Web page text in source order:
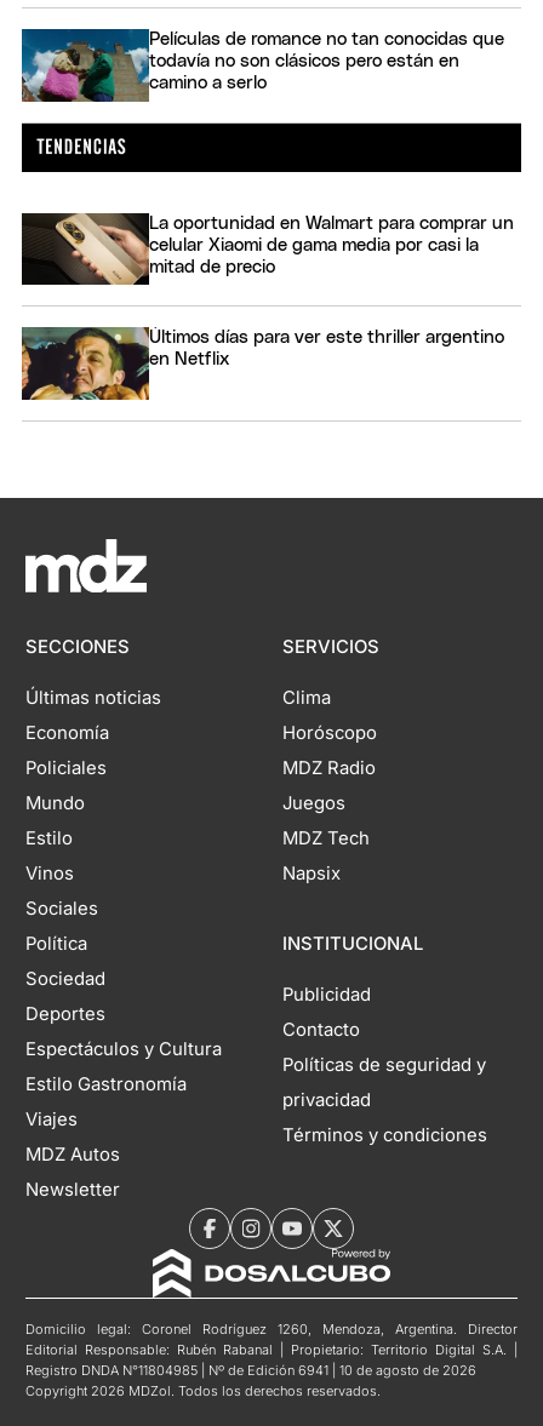
Películas de romance no tan conocidas que
todavía no son clásicos pero están en
camino a serlo
La oportunidad en Walmart para comprar un
celular Xiaomi de gama media por casi la
mitad de precio
Últimos días para ver este thriller argentino
en Netflix
SECCIONES
Últimas noticias
Economía
Policiales
Mundo
Estilo
Vinos
Sociales
Política
Sociedad
Deportes
Espectáculos y Cultura
Estilo Gastronomía
Viajes
MDZ Autos
Newsletter
SERVICIOS
Clima
Horóscopo
MDZ Radio
Juegos
MDZ Tech
Napsix
INSTITUCIONAL
Publicidad
Contacto
Políticas de seguridad y
privacidad
Términos y condiciones
Domicilio legal: Coronel Rodríguez 1260, Mendoza, Argentina. Director
Editorial Responsable: Rubén Rabanal | Propietario: Territorio Digital S.A. |
Registro DNDA N°11804985 | Nº de Edición 6941 | 10 de agosto de 2026
Copyright 2026 MDZol. Todos los derechos reservados.